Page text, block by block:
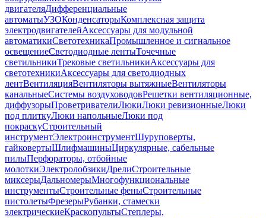
двигателяДифференциальные
автоматыУЗОКонденсаторыКомплексная защита
электродвигателейАксессуары для модульной
автоматикиСветотехникаПромышленное и сигнальное
освещениеСветодиодные лентыТочечные
светильникиТрековые светильникиАксессуары для
светотехникиАксессуары для светодиодных
лентВентиляцияВентиляторы вытяжныеВентиляторы
канальныеСистемы воздуховодовРешетки вентиляционные,
диффузорыПроветривателиЛюкиЛюки ревизионныеЛюки
под плиткуЛюки напольныеЛюки под
покраскуСтроительный
инструментЭлектроинструментШуруповерты,
гайковертыШлифмашиныЦиркулярные, сабельные
пилыПерфораторы, отбойные
молоткиЭлектролобзикиДрелиСтроительные
миксерыДальномерыМногофункциональные
инструментыСтроительные феныСтроительные
пистолетыФрезерыРубанки, стамески
электрическиеКраскопультыСтеплеры,